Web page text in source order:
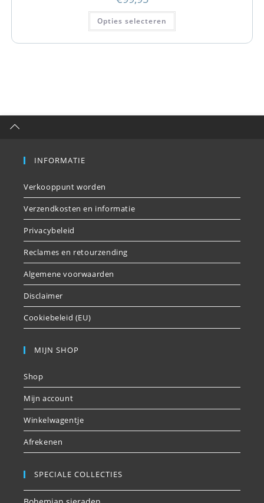
Opties selecteren
INFORMATIE
Verkooppunt worden
Verzendkosten en informatie
Privacybeleid
Reclames en retourzending
Algemene voorwaarden
Disclaimer
Cookiebeleid (EU)
MIJN SHOP
Shop
Mijn account
Winkelwagentje
Afrekenen
SPECIALE COLLECTIES